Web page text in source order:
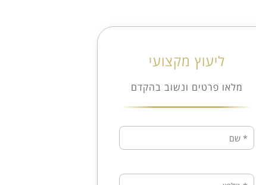
ליעוץ מקצועי
מלאו פרטים ונשוב בהקדם